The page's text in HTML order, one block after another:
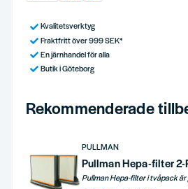
Kvalitetsverktyg
Fraktfritt över 999 SEK*
En järnhandel för alla
Butik i Göteborg
Rekommenderade
PULLMAN
Pullman Hepa-filter